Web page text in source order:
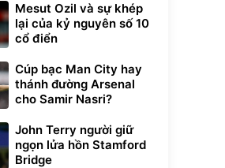
Mesut Ozil và sự khép
lại của kỷ nguyên số 10
cổ điển
Cúp bạc Man City hay
thánh đường Arsenal
cho Samir Nasri?
John Terry người giữ
ngọn lửa hồn Stamford
Bridge